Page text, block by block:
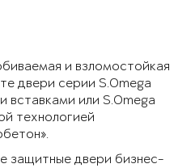
и взломостойкая
двери серии S.Omega
вставками или S.Omega
технологией
защитные двери бизнес-